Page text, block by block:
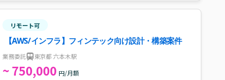
リモート可
【AWS/インフラ】フィンテック向け設計・構築案件
業務委託 東京都 六本木駅
~ 750,000 円/月額